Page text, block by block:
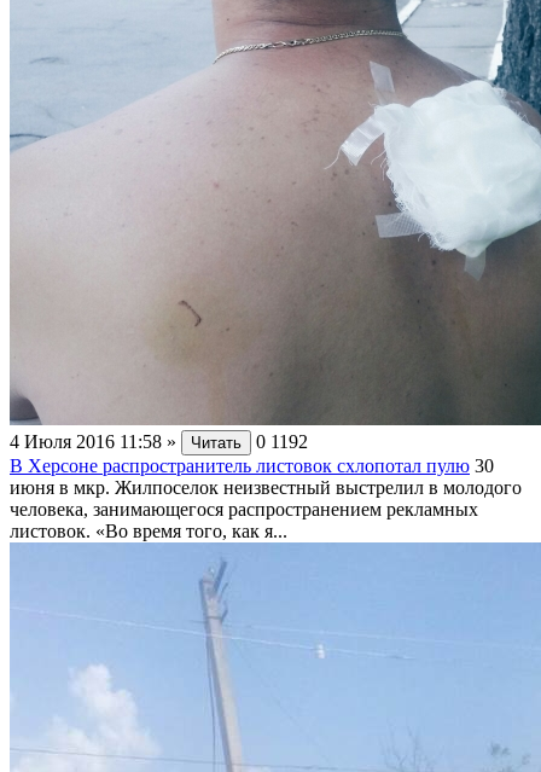
4 Июля 2016 11:58 » Читать 0 1192
В Херсоне распространитель листовок схлопотал пулю 30
июня в мкр. Жилпоселок неизвестный выстрелил в молодого
человека, занимающегося распространением рекламных
листовок. «Во время того, как я...